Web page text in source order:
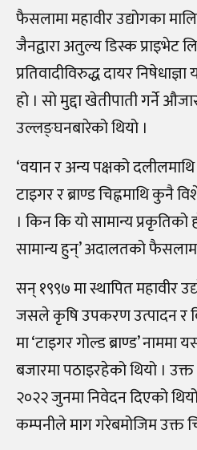
फैसलामा महावीर उद्योगका
जैनद्वारा अतुल्य डिस्क प्राइभेट
प्रतिवादीविरुद्ध दायर
हो । सो मुद्दा खेतीपाती गर्ने
उल्लङ्घनबारेको थियो ।
‘वयान र अन्य पक्षको
टाइगर र ब्राण्ड चिह्नमाथि कुनै
। किन कि यो सामान्य प्रकृतिको
सामान्य हुन्’ अदालतको
सन्‌ १९९७ मा स्थापित महावीर
जसले कृषि उपकरण उत्पादन र
मा ‘टाइगर गोल्ड ब्राण्ड’
बजारमा पठाइरहेको थियो । उक्त
२०२२ जुनमा निवेदन दिएको
कम्पनीले माग गरेबमोजिम उक्त